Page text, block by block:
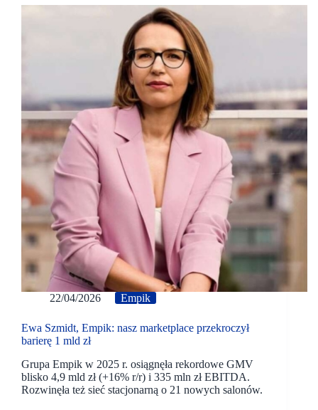
22/04/2026 Empik
Ewa Szmidt, Empik: nasz marketplace przekroczył
barierę 1 mld zł
Grupa Empik w 2025 r. osiągnęła rekordowe GMV
blisko 4,9 mld zł (+16% r/r) i 335 mln zł EBITDA.
Rozwinęła też sieć stacjonarną o 21 nowych salonów.